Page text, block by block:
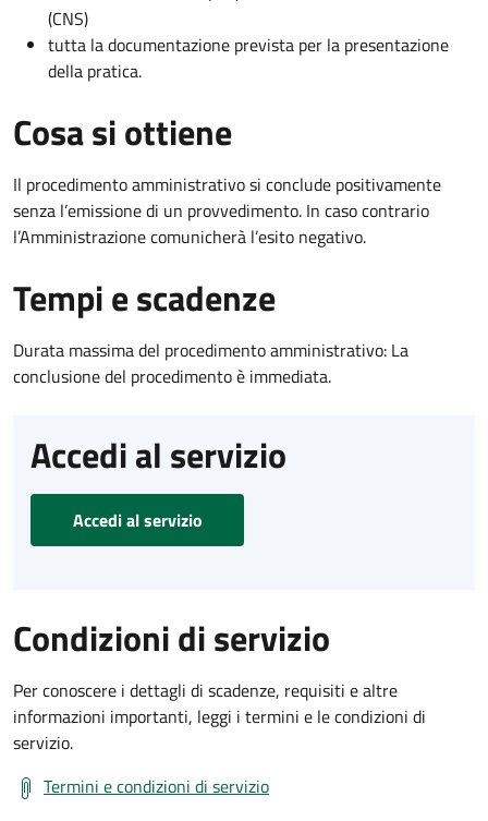
(CNS)
tutta la documentazione prevista per la presentazione
della pratica.
Cosa si ottiene
Il procedimento amministrativo si conclude positivamente
senza l’emissione di un provvedimento. In caso contrario
l’Amministrazione comunicherà l’esito negativo.
Tempi e scadenze
Durata massima del procedimento amministrativo: La
conclusione del procedimento è immediata.
Accedi al servizio
Accedi al servizio
Condizioni di servizio
Per conoscere i dettagli di scadenze, requisiti e altre
informazioni importanti, leggi i termini e le condizioni di
servizio.
Termini e condizioni di servizio